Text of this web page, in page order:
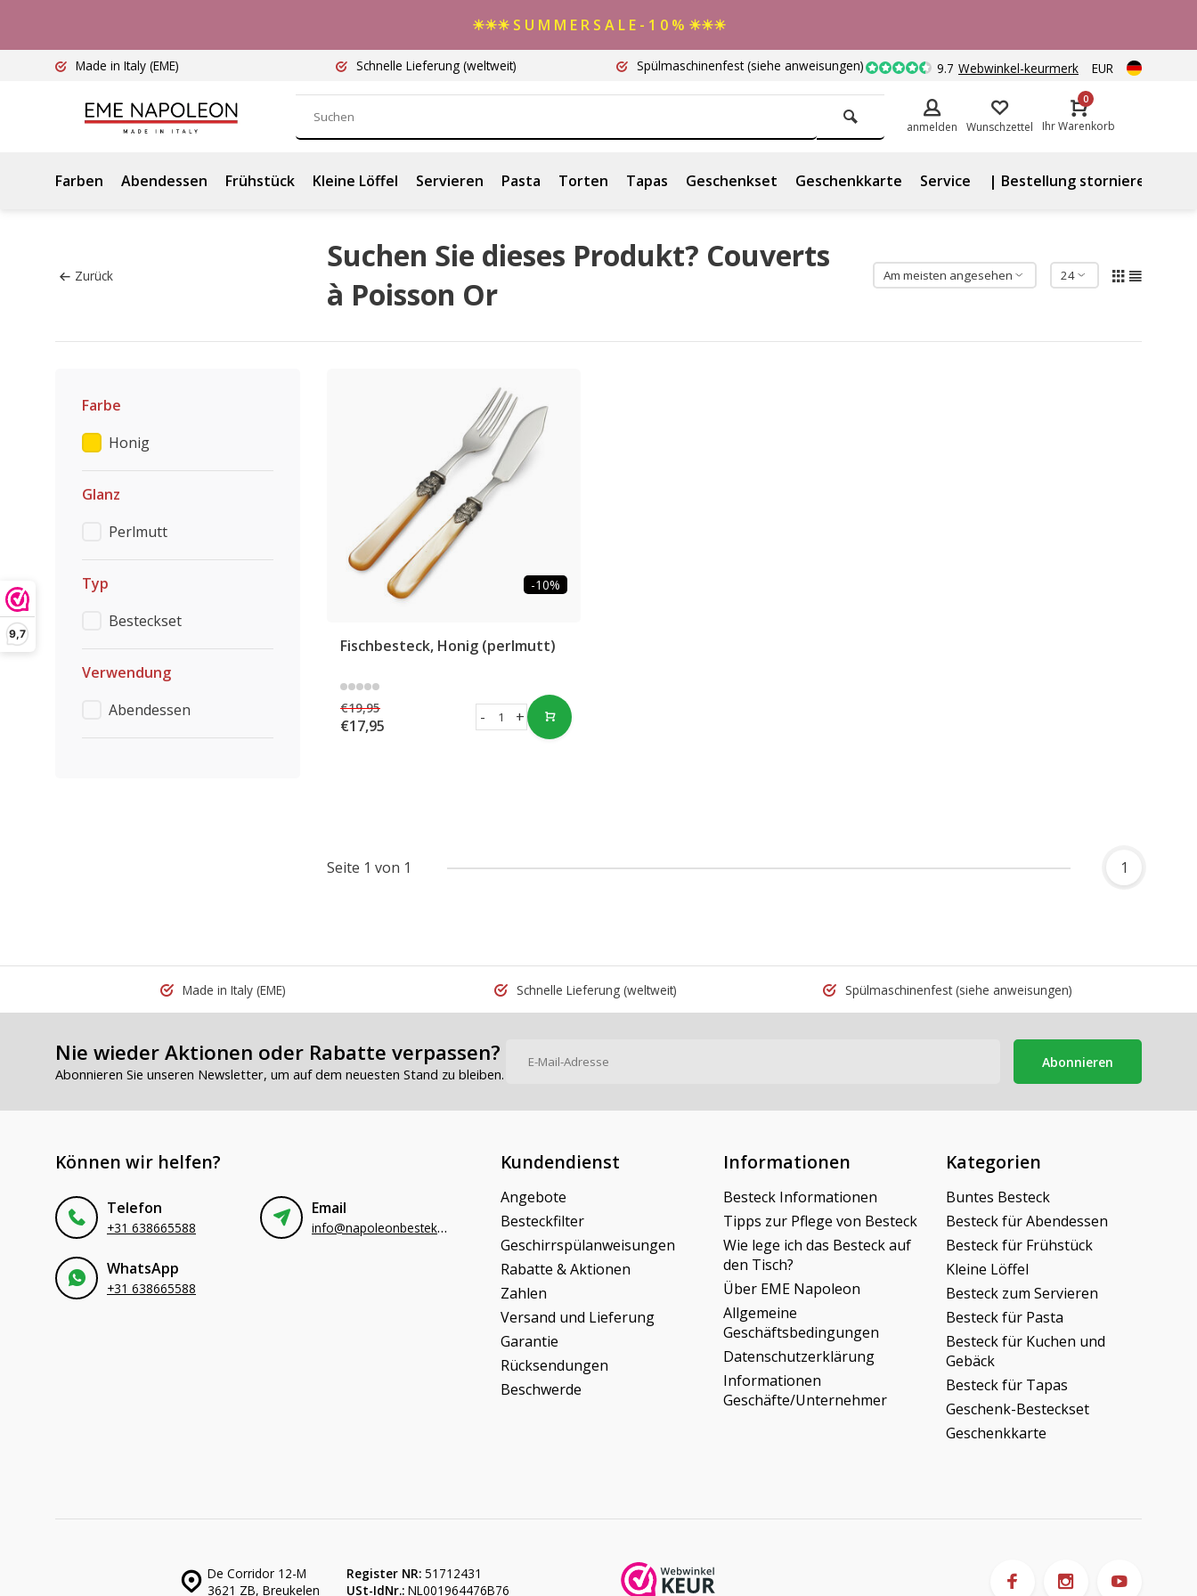
9,7
☀☀☀ S U M M E R S A L E - 1 0 % ☀☀☀
Made in Italy (EME) Schnelle Lieferung (weltweit) Spülmaschinenfest(siehe anweisungen) 9.7 Webwinkel-keurmerk EUR
anmelden Wunschzettel
0
Ihr Warenkorb
Farben Abendessen Frühstück Kleine Löffel Servieren Pasta Torten Tapas Geschenkset Geschenkkarte Service | Bestellung stornieren
Zurück
Suchen Sie dieses Produkt? Couverts
à Poisson Or
Farbe
Honig
Glanz
Perlmutt
Typ
Besteckset
Verwendung
Abendessen
-10%
Fischbesteck, Honig (perlmutt)
€19,95
€17,95 +
-
Seite 1 von 1 1
Made in Italy (EME) Schnelle Lieferung (weltweit) Spülmaschinenfest(siehe anweisungen)
Nie wieder Aktionen oder Rabatte verpassen?
Abonnieren Sie unseren Newsletter, um auf dem neuesten Stand zu bleiben.
Abonnieren
Können wir helfen?
Telefon
+31 638665588
Email
info@napoleonbestek.nl
WhatsApp
+31 638665588
Kundendienst
Angebote
Besteckfilter
Geschirrspülanweisungen
Rabatte & Aktionen
Zahlen
Versand und Lieferung
Garantie
Rücksendungen
Beschwerde
Informationen
Besteck Informationen
Tipps zur Pflege von Besteck
Wie lege ich das Besteck auf
den Tisch?
Über EME Napoleon
Allgemeine
Geschäftsbedingungen
Datenschutzerklärung
Informationen
Geschäfte/Unternehmer
Kategorien
Buntes Besteck
Besteck für Abendessen
Besteck für Frühstück
Kleine Löffel
Besteck zum Servieren
Besteck für Pasta
Besteck für Kuchen und
Gebäck
Besteck für Tapas
Geschenk-Besteckset
Geschenkkarte
De Corridor 12-M
3621 ZB, Breukelen
Register NR: 51712431
USt-IdNr.: NL001964476B76